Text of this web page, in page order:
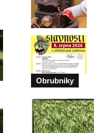
Obrubniky